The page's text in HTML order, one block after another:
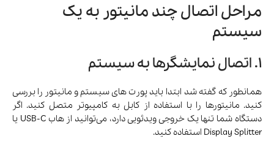
مراحل اتصال چند مانیتور به یک
سیستم
1. اتصال نمایشگرها به سیستم
همانطور که گفته شد ابتدا باید پورت های سیستم و مانیتور را بررسی
کنید. مانیتورها را با استفاده از کابل به کامپیوتر متصل کنید. اگر
دستگاه شما تنها یک خروجی ویدئویی دارد، می‌توانید از هاب USB-C یا
Display Splitter استفاده کنید.